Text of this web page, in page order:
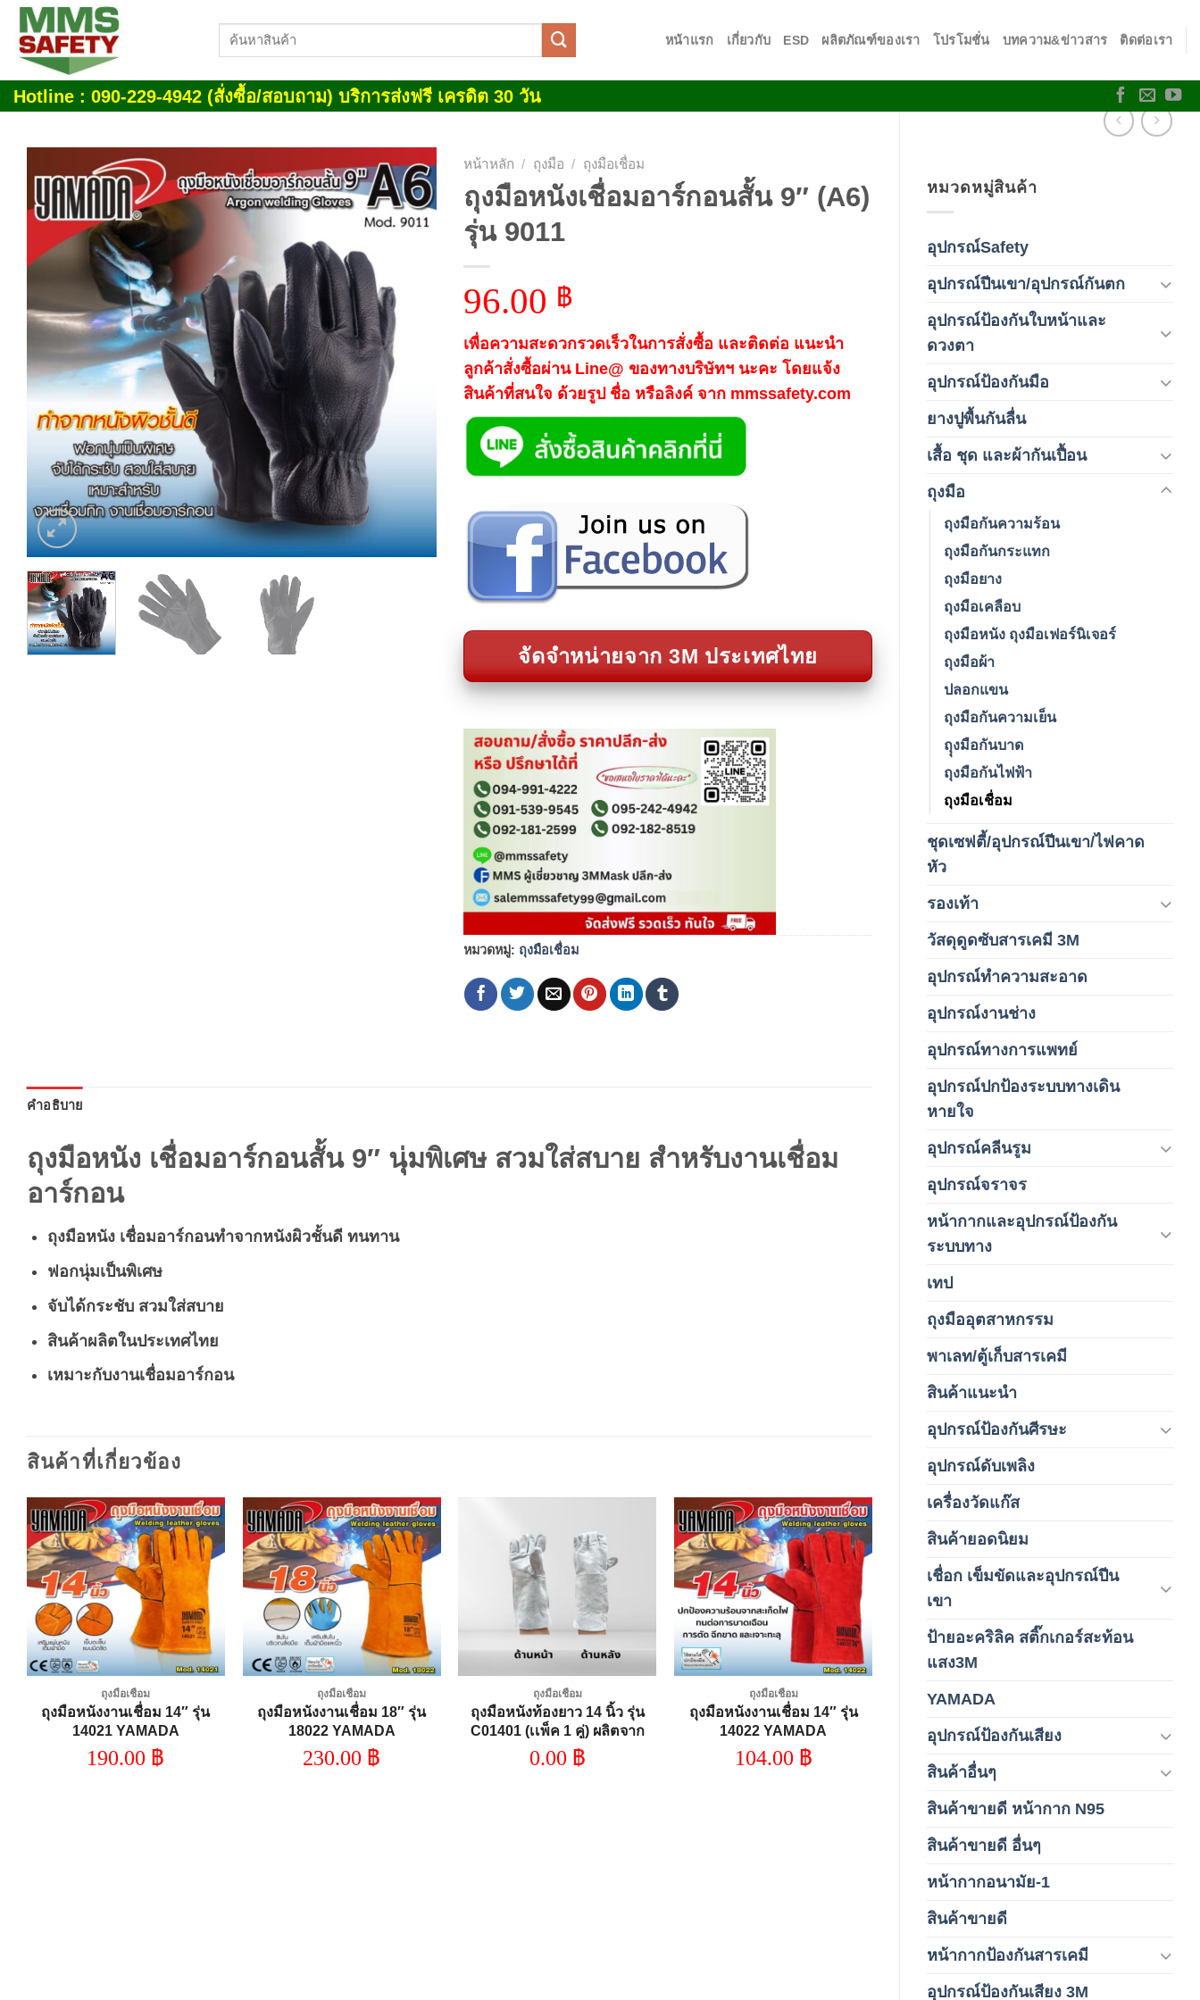
Skip
content
ค้นหา:
หน้าแรก เกี่ยวกับ ESD ผลิตภัณฑ์ของเรา โปรโมชั่น บทความ&ข่าวสาร ติดต่อเรา
Hotline : 090-229-4942 (สั่งซื้อ/สอบถาม) บริการส่งฟรี เครดิต 30 วัน
หมวดหมู่สินค้า
อุปกรณ์Safety
อุปกรณ์ปีนเขา/อุปกรณ์กันตก
อุปกรณ์ป้องกันใบหน้าและ
ดวงตา
อุปกรณ์ป้องกันมือ
ยางปูพื้นกันลื่น
เสื้อ ชุด และผ้ากันเปื้อน
ถุงมือ
ถุงมือกันความร้อน
ถุงมือกันกระแทก
ถุงมือยาง
ถุงมือเคลือบ
ถุงมือหนัง ถุงมือเฟอร์นิเจอร์
ถุงมือผ้า
ปลอกแขน
ถุงมือกันความเย็น
ถุุงมือกันบาด
ถุงมือกันไฟฟ้า
ถุงมือเชื่อม
ชุดเซฟตี้/อุปกรณ์ปีนเขา/ไฟคาด
หัว
รองเท้า
วัสดุดูดซับสารเคมี 3M
อุปกรณ์ทำความสะอาด
อุปกรณ์งานช่าง
อุปกรณ์ทางการแพทย์
อุปกรณ์ปกป้องระบบทางเดิน
หายใจ
อุปกรณ์คลีนรูม
อุปกรณ์จราจร
หน้ากากและอุปกรณ์ป้องกัน
ระบบทาง
เทป
ถุงมืออุตสาหกรรม
พาเลท/ตู้เก็บสารเคมี
สินค้าแนะนำ
อุปกรณ์ป้องกันศีรษะ
อุปกรณ์ดับเพลิง
เครื่องวัดแก๊ส
สินค้ายอดนิยม
เชื่อก เข็มขัดและอุปกรณ์ปีน
เขา
ป้ายอะคริลิค สติ๊กเกอร์สะท้อน
แสง3M
YAMADA
อุปกรณ์ป้องกันเสียง
สินค้าอื่นๆ
สินค้าขายดี หน้ากาก N95
สินค้าขายดี อื่นๆ
หน้ากากอนามัย-1
สินค้าขายดี
หน้ากากป้องกันสารเคมี
อุปกรณ์ป้องกันเสียง 3M
Add to
หน้าหลัก / ถุงมือ / ถุงมือเชื่อม
ถุงมือหนังเชื่อมอาร์กอนสั้น 9″ (A6)
รุ่น 9011
96.00 ฿
เพื่อความสะดวกรวดเร็วในการสั่งซื้อ และติดต่อ แนะนำ
ลูกค้าสั่งซื้อผ่าน Line@ ของทางบริษัทฯ นะคะ โดยแจ้ง
สินค้าที่สนใจ ด้วยรูป ชื่อ หรือลิงค์ จาก mmssafety.com
จัดจำหน่ายจาก 3M ประเทศไทย
หมวดหมู่: ถุงมือเชื่อม
คำอธิบาย
ถุงมือหนัง เชื่อมอาร์กอนสั้น 9″ นุ่มพิเศษ สวมใส่สบาย สำหรับงานเชื่อม
อาร์กอน
ถุงมือหนัง เชื่อมอาร์กอนทำจากหนังผิวชั้นดี ทนทาน
ฟอกนุ่มเป็นพิเศษ
จับได้กระชับ สวมใส่สบาย
สินค้าผลิตในประเทศไทย
เหมาะกับงานเชื่อมอาร์กอน
สินค้าที่เกี่ยวข้อง
Add to
wishlist
ถุงมือเชื่อม
ถุงมือหนังงานเชื่อม 14″ รุ่น
14021 YAMADA
190.00 ฿
Add to
wishlist
ถุงมือเชื่อม
ถุงมือหนังงานเชื่อม 18″ รุ่น
18022 YAMADA
230.00 ฿
Add to
wishlist
ถุงมือเชื่อม
ถุงมือหนังท้องยาว 14 นิ้ว รุ่น
C01401 (เเพ็ค 1 คู่) ผลิตจาก
หนังท้องเกรด A หนังกลับสีขาว-
เทา ใช้งานทั่วไปงานช่างเชื่อม
0.00 ฿
Add to
wishlist
ถุงมือเชื่อม
ถุงมือหนังงานเชื่อม 14″ รุ่น
14022 YAMADA
104.00 ฿